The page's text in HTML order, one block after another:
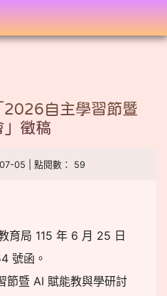
2026自主學習節暨
」徵稿
05 | 點閱數： 59
局 115 年 6 月 25 日
號函。
暨 AI 賦能教與學研討